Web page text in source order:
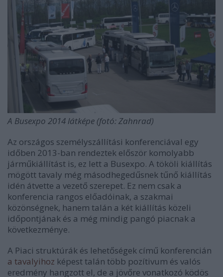
A Busexpo 2014 látképe (fotó: Zahnrad)
Az országos személyszállítási konferenciával egy
időben 2013-ban rendeztek először komolyabb
járműkiállítást is, ez lett a Busexpo. A tököli kiállítás
mögött tavaly még másodhegedűsnek tűnő kiállítás
idén átvette a vezető szerepet. Ez nem csak a
konferencia rangos előadóinak, a szakmai
közönségnek, hanem talán a két kiállítás közeli
időpontjának és a még mindig pangó piacnak a
következménye.
A Piaci struktúrák és lehetőségek című konferencián
a tavalyihoz képest talán több pozítivum és valós
eredmény hangzott el, de a jövőre vonatkozó ködös